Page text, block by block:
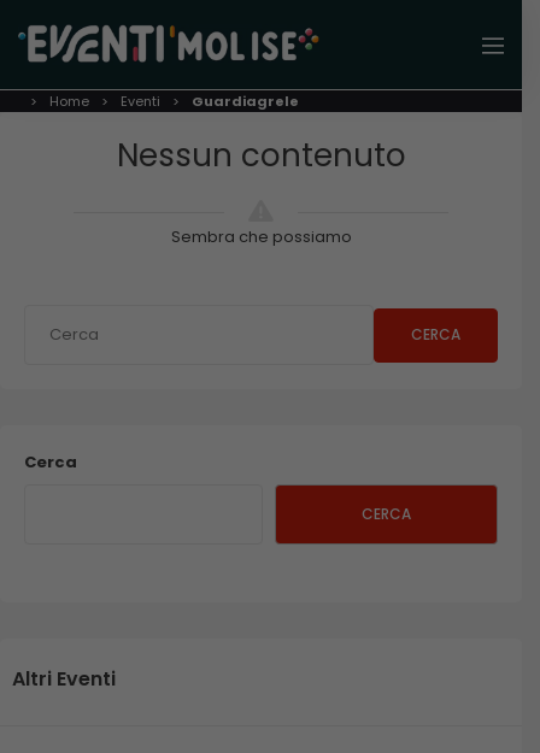
Home Eventi Guardiagrele
Nessun contenuto
Sembra che possiamo
CERCA
Cerca
CERCA
Altri Eventi